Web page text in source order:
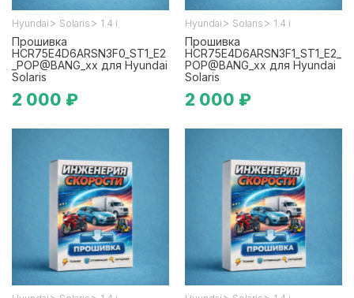
Hyundai > Solaris > 1.4 i
Прошивка
HCR75E4D6ARSN3F0_ST1_E2
_POP@BANG_xx для Hyundai
Solaris
2 000 ₽
Hyundai > Solaris > 1.4 i
Прошивка
HCR75E4D6ARSN3F1_ST1_E2_
POP@BANG_xx для Hyundai
Solaris
2 000 ₽